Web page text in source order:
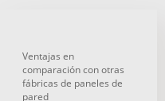
Ventajas en
comparación con otras
fábricas de paneles de
pared